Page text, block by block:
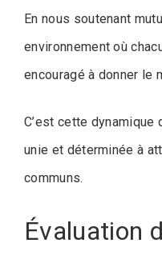
En nous soutenant
environnement où
encouragé à donner le
C’est cette dynamique
unie et déterminée à
communs.
Évaluation